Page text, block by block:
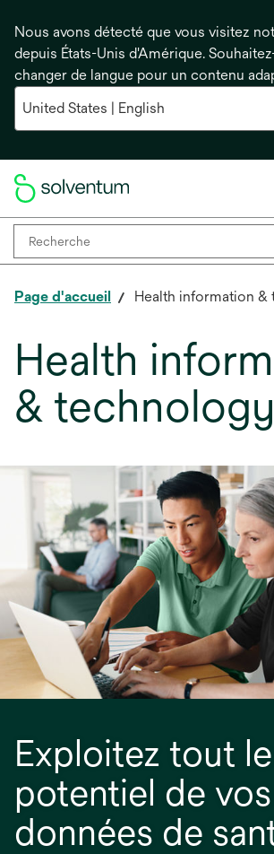
Nous avons détecté que vous visitez
depuis États-Unis d'Amérique.
changer de langue pour un contenu
Page d'accueil Health information &
Health
& technology
Exploitez tout le
potentiel de vos
données de